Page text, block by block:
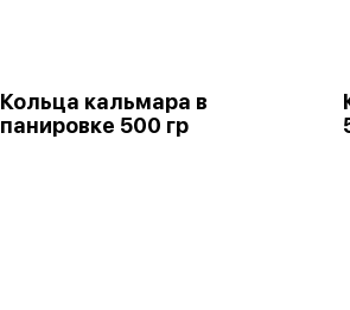
Кольца кальмара в
панировке 500 гр